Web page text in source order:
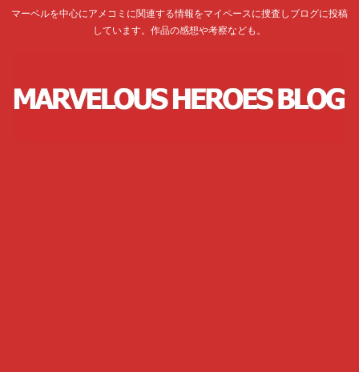
マーベルを中心にアメコミに関連する情報をマイペースに捜査しブログに投稿
しています。作品の感想や考察なども。